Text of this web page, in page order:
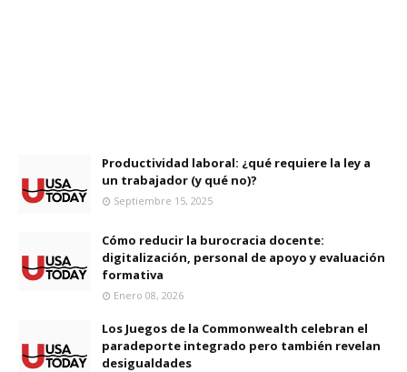
Productividad laboral: ¿qué requiere la ley a
un trabajador (y qué no)?
Septiembre 15, 2025
Cómo reducir la burocracia docente:
digitalización, personal de apoyo y evaluación
formativa
Enero 08, 2026
Los Juegos de la Commonwealth celebran el
paradeporte integrado pero también revelan
desigualdades